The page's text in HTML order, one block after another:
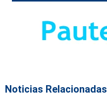
Noticias Relacionadas